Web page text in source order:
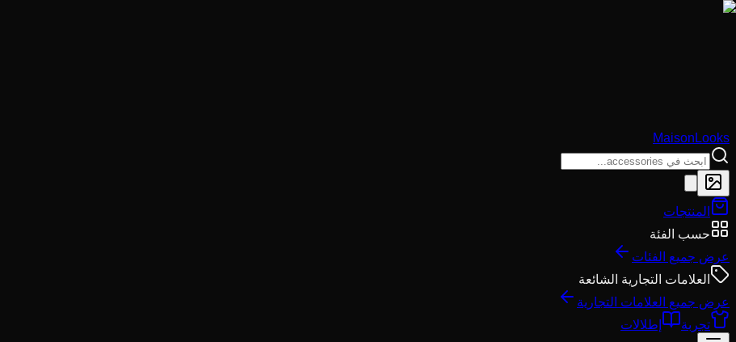
MaisonLooks
المنتجات
حسب الفئة
عرض جميع الفئات
العلامات التجارية الشائعة
عرض جميع العلامات التجارية
تجربة
إطلالات